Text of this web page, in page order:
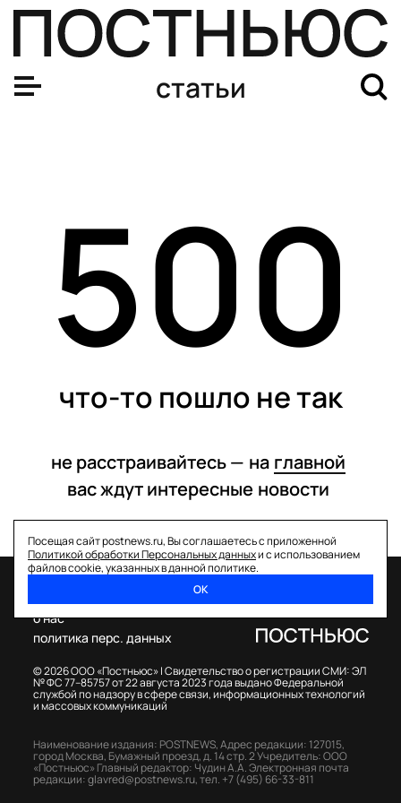
статьи
500
что-то пошло не так
не расстраивайтесь — на главной
вас ждут интересные новости
Посещая сайт postnews.ru, Вы соглашаетесь с приложенной
Политикой обработки Персональных данныхи с использованием
файлов cookie, указанных в данной политике.
ОК
© 2026 ООО «Постньюс» |Свидетельство о регистрации СМИ: ЭЛ
№ ФС 77–85757 от 22 августа 2023 года выдано Федеральной
службой по надзору в сфере связи, информационных технологий
и массовых коммуникаций
о нас
политика перс. данных
Наименование издания: POSTNEWS,Адрес редакции: 127015,
город Москва, Бумажный проезд, д. 14 стр. 2Учредитель: ООО
«Постньюс» Главный редактор: Чудин А.А.Электронная почта
редакции:glavred@postnews.ru,тел. +7 (495) 66-33-811